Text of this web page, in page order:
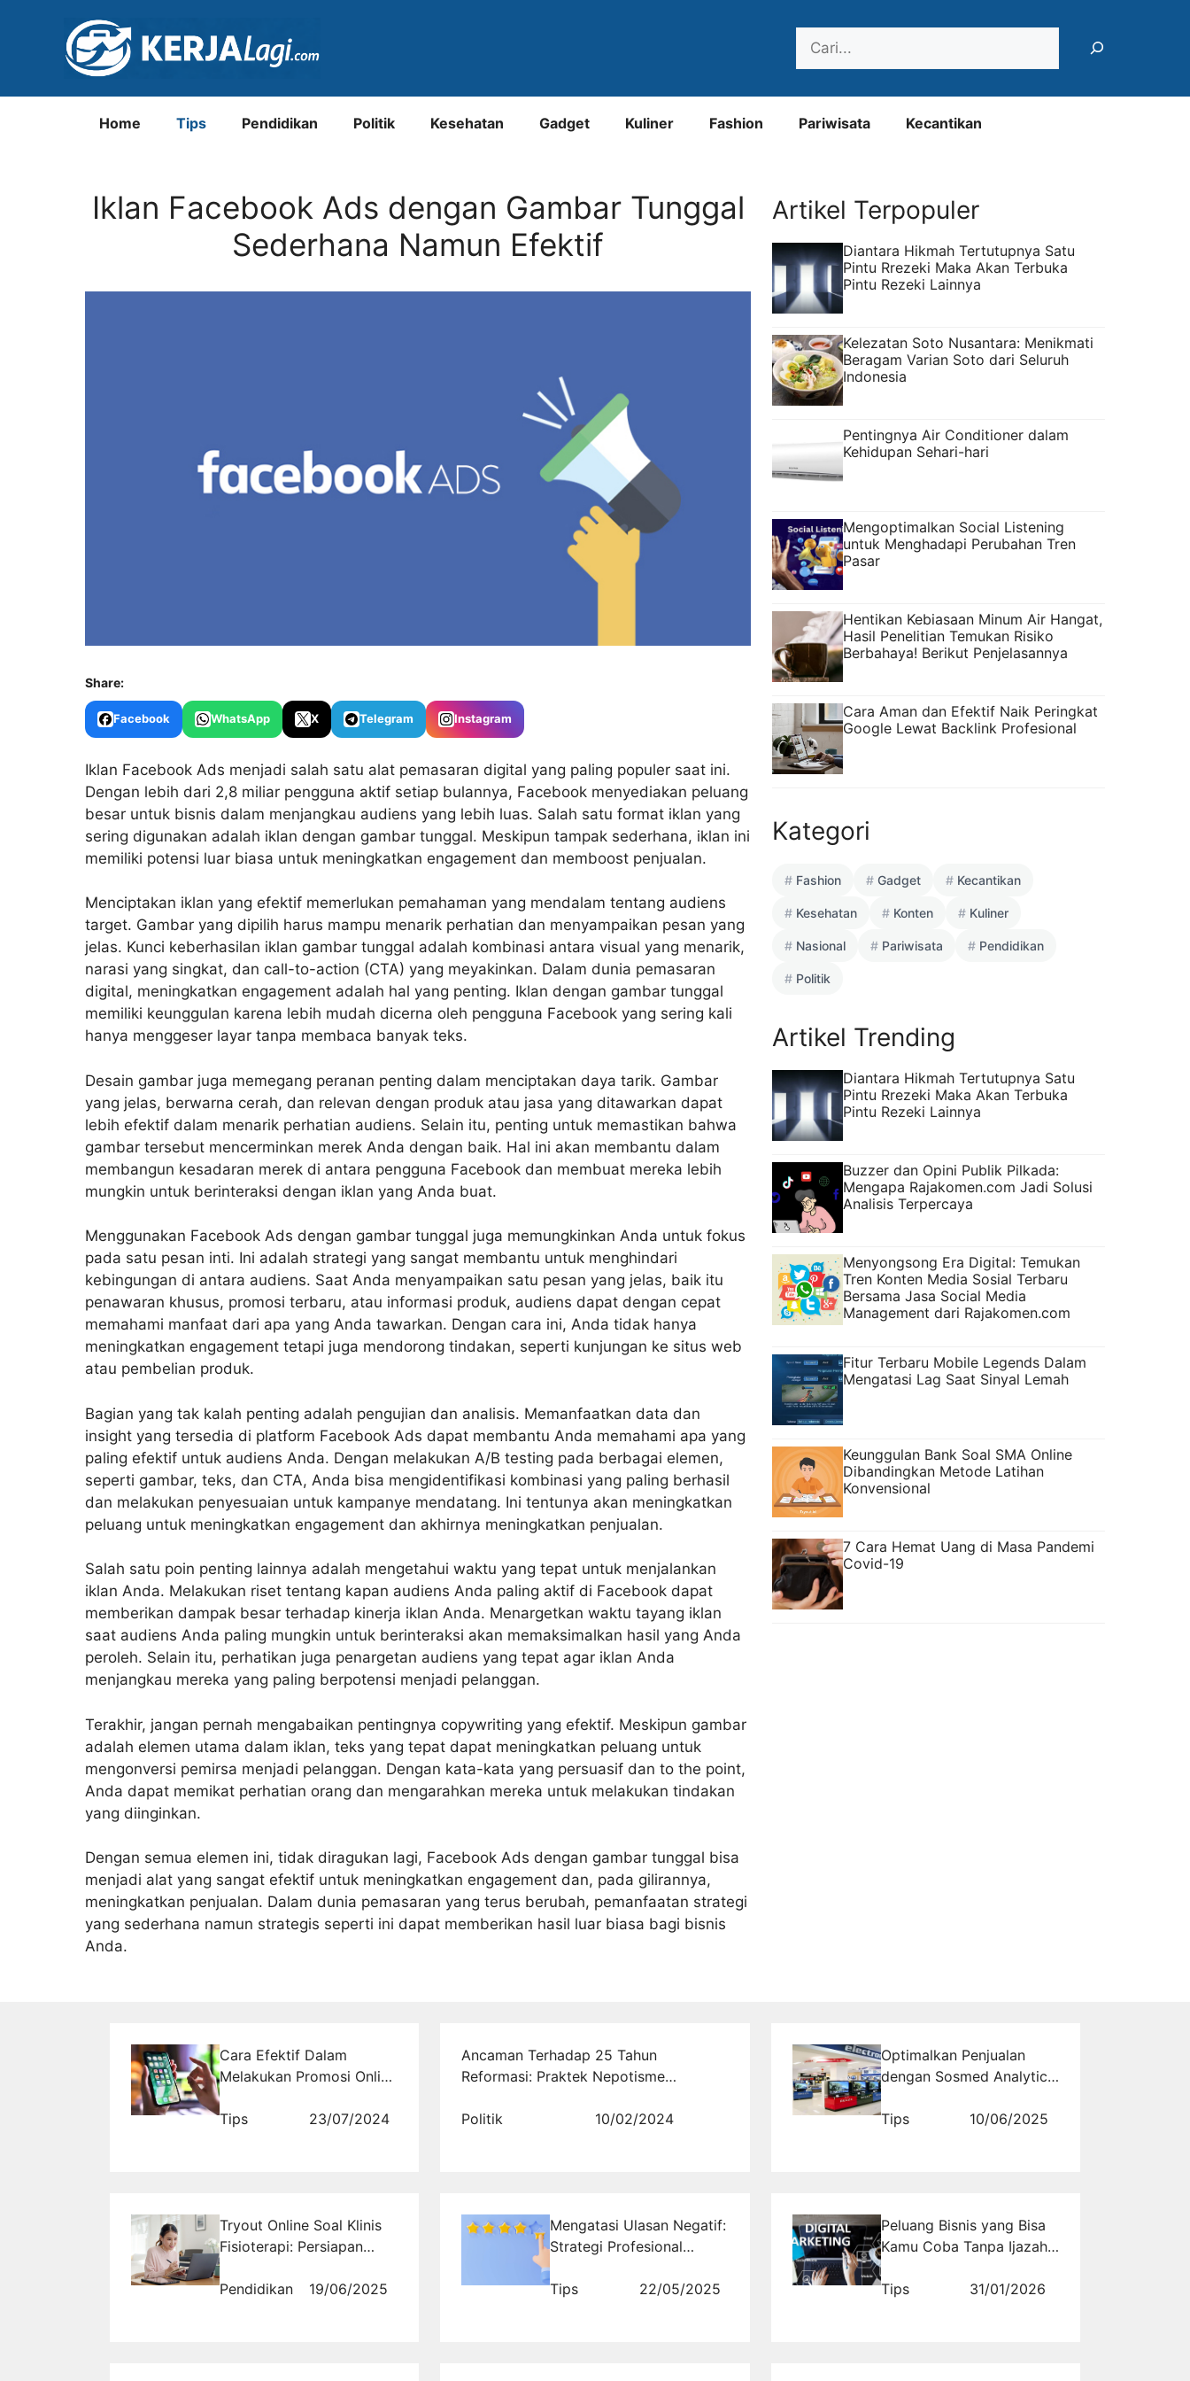
Home Tips Pendidikan Politik Kesehatan Gadget Kuliner Fashion Pariwisata Kecantikan
Iklan Facebook Ads dengan Gambar Tunggal
Sederhana Namun Efektif
Share:
Facebook WhatsApp X Telegram Instagram
Iklan Facebook Ads menjadi salah satu alat pemasaran digital yang paling populer saat ini.
Dengan lebih dari 2,8 miliar pengguna aktif setiap bulannya, Facebook menyediakan peluang
besar untuk bisnis dalam menjangkau audiens yang lebih luas. Salah satu format iklan yang
sering digunakan adalah iklan dengan gambar tunggal. Meskipun tampak sederhana, iklan ini
memiliki potensi luar biasa untuk meningkatkan engagement dan memboost penjualan.
Menciptakan iklan yang efektif memerlukan pemahaman yang mendalam tentang audiens
target. Gambar yang dipilih harus mampu menarik perhatian dan menyampaikan pesan yang
jelas. Kunci keberhasilan iklan gambar tunggal adalah kombinasi antara visual yang menarik,
narasi yang singkat, dan call-to-action (CTA) yang meyakinkan. Dalam dunia pemasaran
digital, meningkatkan engagement adalah hal yang penting. Iklan dengan gambar tunggal
memiliki keunggulan karena lebih mudah dicerna oleh pengguna Facebook yang sering kali
hanya menggeser layar tanpa membaca banyak teks.
Desain gambar juga memegang peranan penting dalam menciptakan daya tarik. Gambar
yang jelas, berwarna cerah, dan relevan dengan produk atau jasa yang ditawarkan dapat
lebih efektif dalam menarik perhatian audiens. Selain itu, penting untuk memastikan bahwa
gambar tersebut mencerminkan merek Anda dengan baik. Hal ini akan membantu dalam
membangun kesadaran merek di antara pengguna Facebook dan membuat mereka lebih
mungkin untuk berinteraksi dengan iklan yang Anda buat.
Menggunakan Facebook Ads dengan gambar tunggal juga memungkinkan Anda untuk fokus
pada satu pesan inti. Ini adalah strategi yang sangat membantu untuk menghindari
kebingungan di antara audiens. Saat Anda menyampaikan satu pesan yang jelas, baik itu
penawaran khusus, promosi terbaru, atau informasi produk, audiens dapat dengan cepat
memahami manfaat dari apa yang Anda tawarkan. Dengan cara ini, Anda tidak hanya
meningkatkan engagement tetapi juga mendorong tindakan, seperti kunjungan ke situs web
atau pembelian produk.
Bagian yang tak kalah penting adalah pengujian dan analisis. Memanfaatkan data dan
insight yang tersedia di platform Facebook Ads dapat membantu Anda memahami apa yang
paling efektif untuk audiens Anda. Dengan melakukan A/B testing pada berbagai elemen,
seperti gambar, teks, dan CTA, Anda bisa mengidentifikasi kombinasi yang paling berhasil
dan melakukan penyesuaian untuk kampanye mendatang. Ini tentunya akan meningkatkan
peluang untuk meningkatkan engagement dan akhirnya meningkatkan penjualan.
Salah satu poin penting lainnya adalah mengetahui waktu yang tepat untuk menjalankan
iklan Anda. Melakukan riset tentang kapan audiens Anda paling aktif di Facebook dapat
memberikan dampak besar terhadap kinerja iklan Anda. Menargetkan waktu tayang iklan
saat audiens Anda paling mungkin untuk berinteraksi akan memaksimalkan hasil yang Anda
peroleh. Selain itu, perhatikan juga penargetan audiens yang tepat agar iklan Anda
menjangkau mereka yang paling berpotensi menjadi pelanggan.
Terakhir, jangan pernah mengabaikan pentingnya copywriting yang efektif. Meskipun gambar
adalah elemen utama dalam iklan, teks yang tepat dapat meningkatkan peluang untuk
mengonversi pemirsa menjadi pelanggan. Dengan kata-kata yang persuasif dan to the point,
Anda dapat memikat perhatian orang dan mengarahkan mereka untuk melakukan tindakan
yang diinginkan.
Dengan semua elemen ini, tidak diragukan lagi, Facebook Ads dengan gambar tunggal bisa
menjadi alat yang sangat efektif untuk meningkatkan engagement dan, pada gilirannya,
meningkatkan penjualan. Dalam dunia pemasaran yang terus berubah, pemanfaatan strategi
yang sederhana namun strategis seperti ini dapat memberikan hasil luar biasa bagi bisnis
Anda.
Artikel Terpopuler
Diantara Hikmah Tertutupnya Satu
Pintu Rrezeki Maka Akan Terbuka
Pintu Rezeki Lainnya
Kelezatan Soto Nusantara: Menikmati
Beragam Varian Soto dari Seluruh
Indonesia
Pentingnya Air Conditioner dalam
Kehidupan Sehari-hari
Mengoptimalkan Social Listening
untuk Menghadapi Perubahan Tren
Pasar
Hentikan Kebiasaan Minum Air Hangat,
Hasil Penelitian Temukan Risiko
Berbahaya! Berikut Penjelasannya
Cara Aman dan Efektif Naik Peringkat
Google Lewat Backlink Profesional
Kategori
Fashion Gadget Kecantikan
Kesehatan Konten Kuliner
Nasional Pariwisata Pendidikan
Politik
Artikel Trending
Diantara Hikmah Tertutupnya Satu
Pintu Rrezeki Maka Akan Terbuka
Pintu Rezeki Lainnya
Buzzer dan Opini Publik Pilkada:
Mengapa Rajakomen.com Jadi Solusi
Analisis Terpercaya
Menyongsong Era Digital: Temukan
Tren Konten Media Sosial Terbaru
Bersama Jasa Social Media
Management dari Rajakomen.com
Fitur Terbaru Mobile Legends Dalam
Mengatasi Lag Saat Sinyal Lemah
Keunggulan Bank Soal SMA Online
Dibandingkan Metode Latihan
Konvensional
7 Cara Hemat Uang di Masa Pandemi
Covid-19
Cara Efektif Dalam
Melakukan Promosi Online
Tips
23/07/2024
Ancaman Terhadap 25 Tahun
Reformasi: Praktek Nepotisme
Politik
10/02/2024
Optimalkan Penjualan
dengan Sosmed Analytics
Toko Elektronik Melalui
Rajakomen.com
Tips 10/06/2025
Tryout Online Soal Klinis
Fisioterapi: Persiapan
Fisioterapis
Pendidikan 19/06/2025
Mengatasi Ulasan Negatif:
Strategi Profesional
Tips
22/05/2025
Peluang Bisnis yang Bisa
Kamu Coba Tanpa Ijazah
dan Tanpa Pengalaman
Tips
31/01/2026